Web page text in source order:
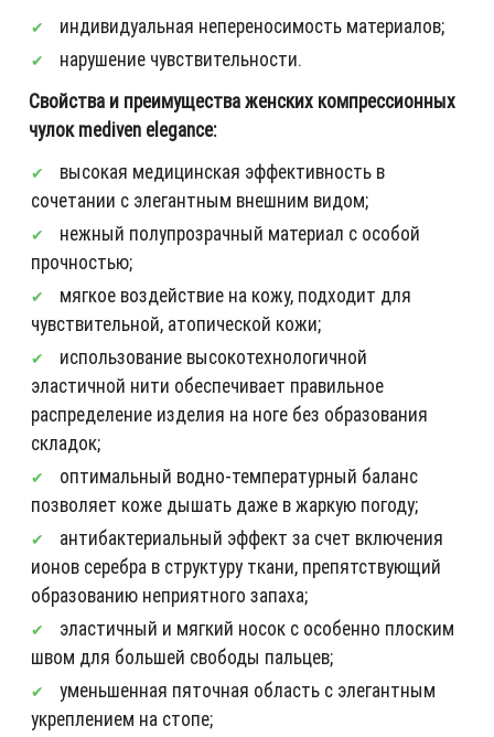
индивидуальная непереносимость материалов;
нарушение чувствительности.
Свойства и преимущества женских компрессионных
чулок mediven elegance:
высокая медицинская эффективность в
сочетании с элегантным внешним видом;
нежный полупрозрачный материал с особой
прочностью;
мягкое воздействие на кожу, подходит для
чувствительной, атопической кожи;
использование высокотехнологичной
эластичной нити обеспечивает правильное
распределение изделия на ноге без образования
складок;
оптимальный водно-температурный баланс
позволяет коже дышать даже в жаркую погоду;
антибактериальный эффект за счет включения
ионов серебра в структуру ткани, препятствующий
образованию неприятного запаха;
эластичный и мягкий носок с особенно плоским
швом для большей свободы пальцев;
уменьшенная пяточная область с элегантным
укреплением на стопе;